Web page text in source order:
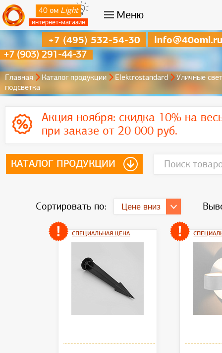
40 ом Light
интернет-магазин
Меню
+7 (903) 291-44-37
+7 (495) 532-54-30 info@40oml.ru
Главная Каталог продукции Elektrostandard
Уличные
подсветка
Акция ноября: скидка 10% на
при заказе от 20 000 руб.
КАТАЛОГ ПРОДУКЦИИ
Сортировать по: Цене вниз
СПЕЦИАЛЬНАЯ ЦЕНА